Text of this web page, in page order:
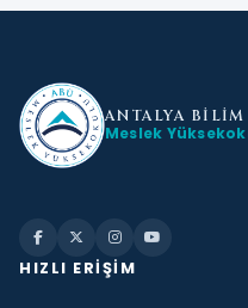
ANTALYA BİLİM
Meslek
HIZLI ERIŞIM